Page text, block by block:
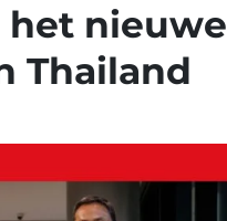
het nieuwe
Thailand